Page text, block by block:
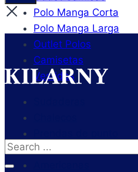
Polo Manga Corta
Polo Manga Larga
Outlet Polos
Camisetas
Vestidos
Prenda Exterior
Search
...